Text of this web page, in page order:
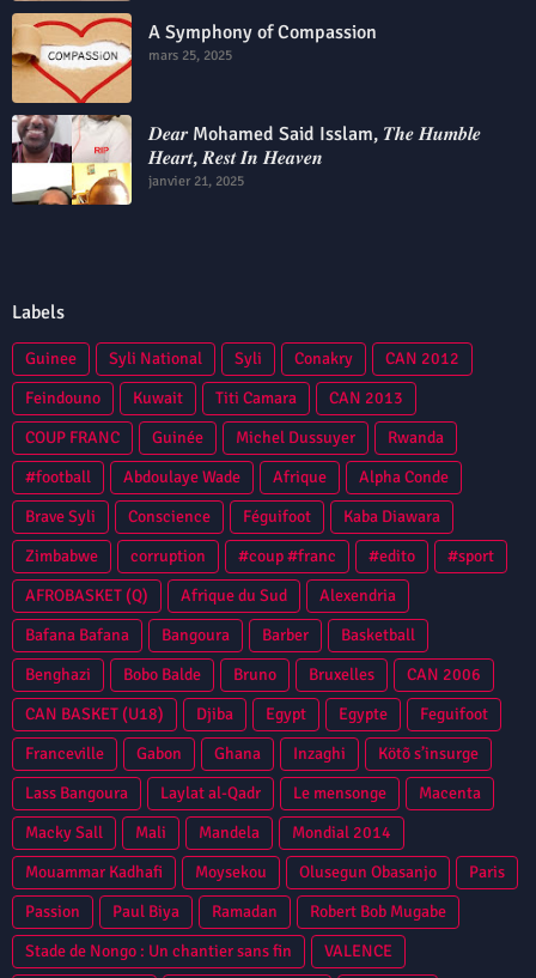
A Symphony of Compassion
mars 25, 2025
𝑫𝒆𝒂𝒓 Mohamed Said Isslam, 𝑻𝒉𝒆 𝑯𝒖𝒎𝒃𝒍𝒆
𝑯𝒆𝒂𝒓𝒕, 𝑹𝒆𝒔𝒕 𝑰𝒏 𝑯𝒆𝒂𝒗𝒆𝒏
janvier 21, 2025
Labels
Guinee Syli National Syli Conakry
CAN 2012
Feindouno
Kuwait Titi Camara
CAN 2013
COUP FRANC
Guinée Michel Dussuyer
Rwanda
#football
Abdoulaye Wade Afrique
Alpha Conde
Brave Syli
Conscience Féguifoot
Kaba Diawara
Zimbabwe
corruption #coup #franc #edito
#sport
AFROBASKET (Q)
Afrique du Sud
Alexendria
Bafana Bafana
Bangoura Barber
Basketball
Benghazi
Bobo Balde Bruno Bruxelles
CAN 2006
CAN BASKET (U18)
Djiba Egypt Egypte
Feguifoot
Franceville
Gabon Ghana Inzaghi
Kötõ s’insurge
Lass Bangoura
Laylat al-Qadr Le mensonge
Macenta
Macky Sall
Mali Mandela
Mondial 2014
Mouammar Kadhafi
Moysekou Olusegun Obasanjo
Paris
Passion
Paul Biya Ramadan
Robert Bob Mugabe
Stade de Nongo : Un chantier sans fin
VALENCE